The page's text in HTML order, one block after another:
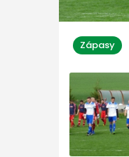
Zápasy